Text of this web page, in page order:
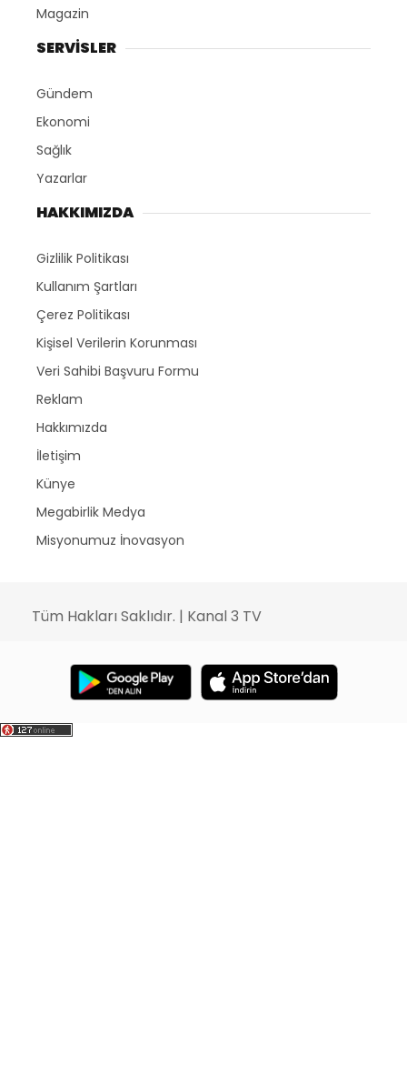
Magazin
SERVİSLER
Gündem
Ekonomi
Sağlık
Yazarlar
HAKKIMIZDA
Gizlilik Politikası
Kullanım Şartları
Çerez Politikası
Kişisel Verilerin Korunması
Veri Sahibi Başvuru Formu
Reklam
Hakkımızda
İletişim
Künye
Megabirlik Medya
Misyonumuz İnovasyon
Tüm Hakları Saklıdır. | Kanal 3 TV